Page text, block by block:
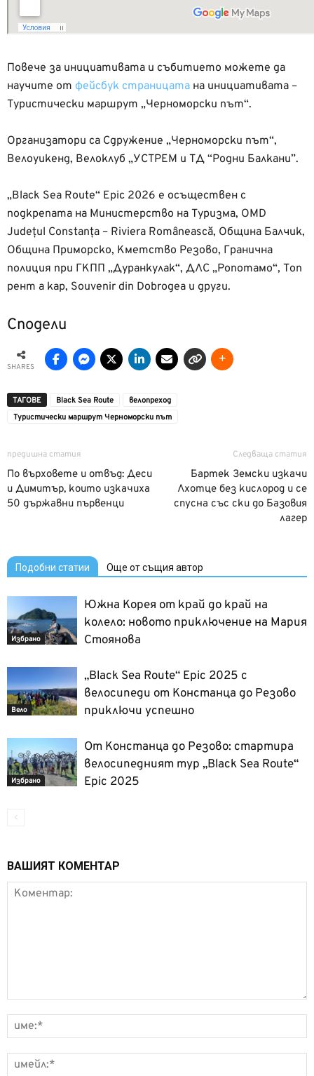
Повече за инициативата и събитието можете да
научите от фейсбук страницата на инициативата –
Туристически маршрут „Черноморски път“.
Организатори са Сдружение „Черноморски път“,
Велоуикенд, Велоклуб „УСТРЕМ и ТД “Родни Балкани”.
„Black Sea Route“ Epic 2026 е осъществен с
подкрепата на Министерство на Туризма, OMD
Județul Constanța – Riviera Românească, Община Балчик,
Община Приморско, Кметство Резово, Гранична
полиция при ГКПП „Дуранкулак“, ДЛС „Ропотамо“, Топ
рент а кар, Souvenir din Dobrogea и други.
Сподели
SHARES
ТАГОВЕ Black Sea Route
велопреход
Туристически маршрут Черноморски път
предишна статия
По върховете и отвъд: Деси
и Димитър, които изкачиха
50 държавни първенци
Следваща статия
Бартек Земски изкачи
Лхотце без кислород и се
спусна със ски до Базовия
лагер
Подобни статии Още от същия автор
Избрано
Южна Корея от край до край на
колело: новото приключение на Мария
Стоянова
Вело
„Black Sea Route“ Epic 2025 с
велосипеди от Констанца до Резово
приключи успешно
Избрано
От Констанца до Резово: стартира
велосипедният тур „Black Sea Route“
Epic 2025
ВАШИЯТ КОМЕНТАР